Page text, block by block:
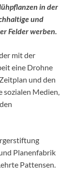
in der
und
Felder werben.
mit der
eine Drohne
und den
sozialen Medien,
Planenfabrik
Pattensen.